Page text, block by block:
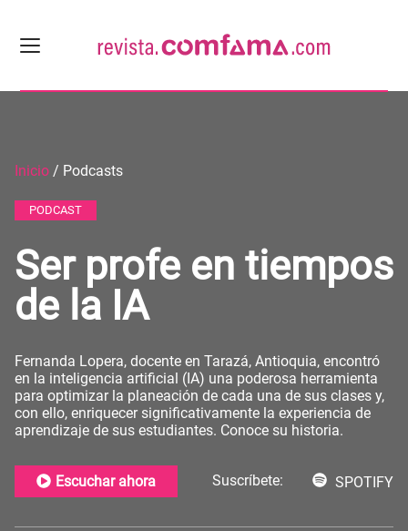
Inicio / Podcasts
PODCAST
Ser profe en tiempos
de la IA
Fernanda Lopera, docente en Tarazá, Antioquia, encontró
en la inteligencia artificial (IA) una poderosa herramienta
para optimizar la planeación de cada una de sus clases y,
con ello, enriquecer significativamente la experiencia de
aprendizaje de sus estudiantes. Conoce su historia.
Escuchar ahora Suscríbete: SPOTIFY